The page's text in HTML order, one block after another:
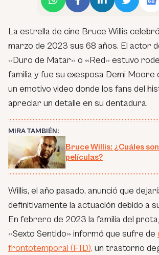
La estrella de cine Bruce Willis
marzo de 2023 sus 68 años. El actor
«Duro de Matar» o «Red» estuvo
familia y fue su exesposa Demi Moore
un emotivo video donde los fans del
apreciar un detalle en su dentadura.
MIRA TAMBIÉN:
Bruce Willis: ¿Cuáles
películas?
Willis, el año pasado, anunció que
definitivamente la actuación debido a
En febrero de 2023 la familia del
«Sexto Sentido» informó que sufre de
frontotemporal (FTD), un trastorno